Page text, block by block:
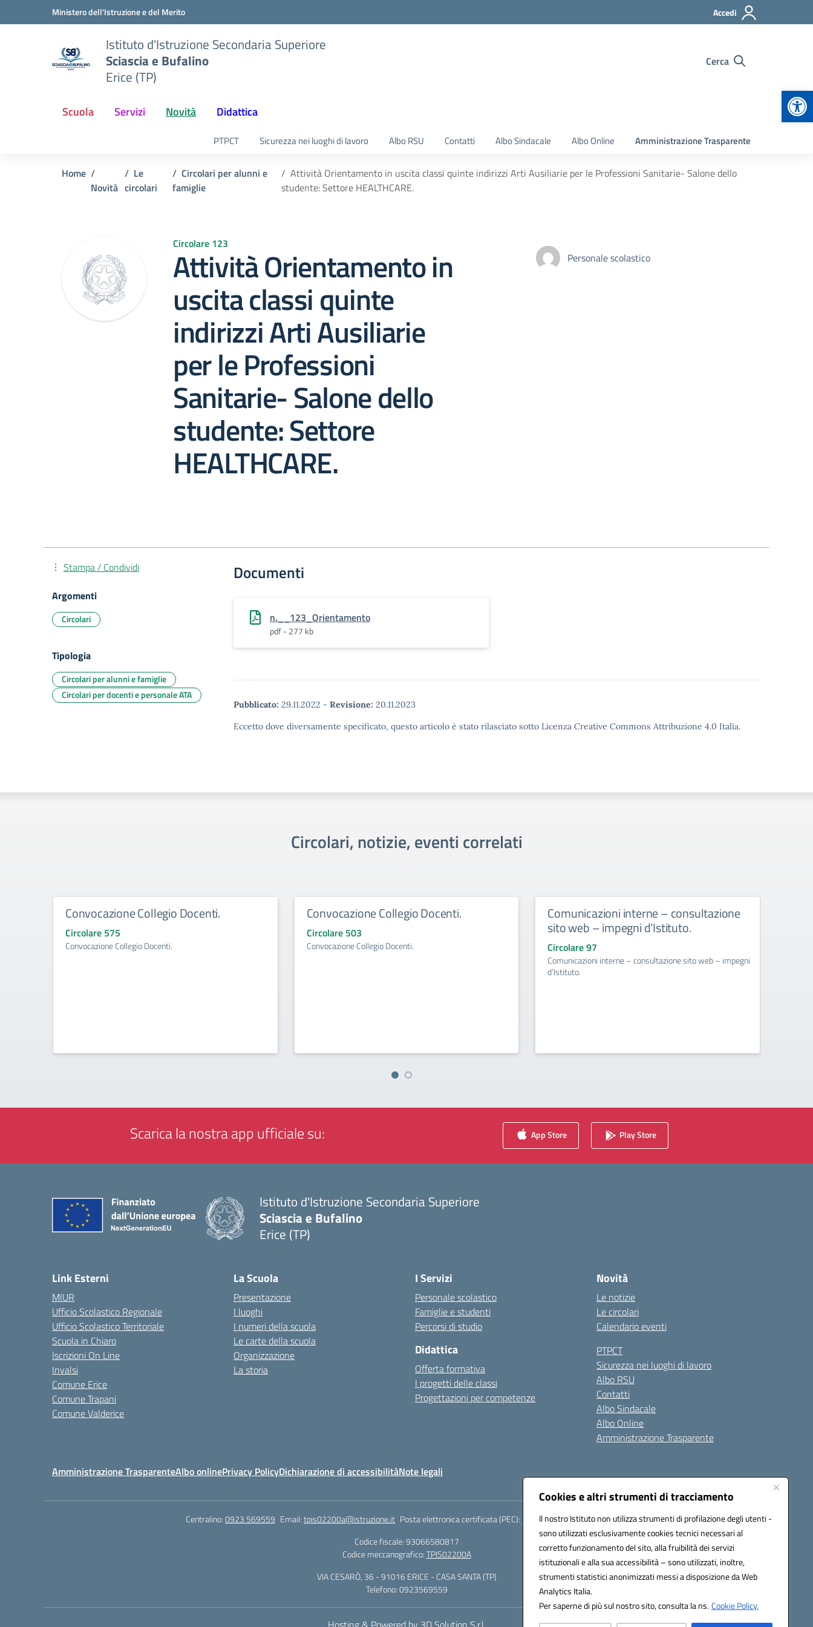
Cookies e altri strumenti di tracciamento
Il nostro Istituto non utilizza strumenti di profilazione degli utenti -
sono utilizzati esclusivamente cookies tecnici necessari al
corretto funzionamento del sito, alla fruibilità dei servizi
istituzionali e alla sua accessibilità – sono utilizzati, inoltre,
strumenti statistici anonimizzati messi a disposizione da Web
Analytics Italia.
Per saperne di più sul nostro sito, consulta la ns.Cookie Policy.
Vai ai contenuti
Vai al menu di navigazioneMinistero dell'Istruzione e del Merito Accedi
Istituto d'Istruzione Secondaria Superiore
Sciascia e Bufalino
Erice (TP)
Cerca
Scuola Servizi Novità Didattica
PTPCT Sicurezza nei luoghi di lavoro Albo RSU Contatti Albo Sindacale Albo Online Amministrazione Trasparente
Home
Novità
Le
circolari
Circolari per alunni e
famiglie
Attività Orientamento in uscita classi quinte indirizzi Arti Ausiliarie per le Professioni Sanitarie- Salone dello
studente: Settore HEALTHCARE.
Circolare 123
Attività Orientamento in
uscita classi quinte
indirizzi Arti Ausiliarie
per le Professioni
Sanitarie- Salone dello
studente: Settore
HEALTHCARE.
Personale scolastico
Documenti
n.__123_Orientamento
pdf - 277 kb
Pubblicato: 29.11.2022 - Revisione: 20.11.2023
Eccetto dove diversamente specificato, questo articolo è stato rilasciato sotto Licenza Creative Commons Attribuzione 4.0 Italia.
Stampa / Condividi
Argomenti
Circolari
Tipologia
Circolari per alunni e famiglie
Circolari per docenti e personale ATA
Circolari, notizie, eventi correlati
Convocazione Collegio Docenti.
Circolare 575
Convocazione Collegio Docenti.
Convocazione Collegio Docenti.
Circolare 503
Convocazione Collegio Docenti.
Comunicazioni interne – consultazione
sito web – impegni d’Istituto.
Circolare 97
Comunicazioni interne – consultazione sito web – impegni
d’Istituto.
Scarica la nostra app ufficiale su: App Store Play Store
Istituto d'Istruzione Secondaria Superiore
Sciascia e Bufalino
Erice (TP)
Link Esterni
MIUR
Ufficio Scolastico Regionale
Ufficio Scolastico Territoriale
Scuola in Chiaro
Iscrizioni On Line
Invalsi
Comune Erice
Comune Trapani
Comune Valderice
La Scuola
Presentazione
I luoghi
I numeri della scuola
Le carte della scuola
Organizzazione
La storia
I Servizi
Personale scolastico
Famiglie e studenti
Percorsi di studio
Didattica
Offerta formativa
I progetti delle classi
Progettazioni per competenze
Novità
Le notizie
Le circolari
Calendario eventi
PTPCT
Sicurezza nei luoghi di lavoro
Albo RSU
Contatti
Albo Sindacale
Albo Online
Amministrazione Trasparente
Amministrazione TrasparenteAlbo onlinePrivacy PolicyDichiarazione di accessibilitàNote legali
Centralino:0923 569559 Email:tpis02200a@istruzione.it Posta elettronica certificata (PEC):tpis02200a@pec.istruzione.it
Codice fiscale: 93066580817
Codice meccanografico:TPIS02200A
VIA CESARÒ, 36 - 91016 ERICE - CASA SANTA (TP)
Telefono: 0923569559